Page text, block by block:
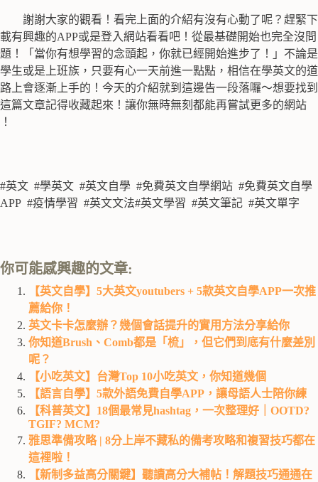
謝謝大家的觀看！看完上面的介紹有沒有心動了呢？趕緊下
載有興趣的APP或是登入網站看看吧！從最基礎開始也完全沒問
題！「當你有想學習的念頭起，你就已經開始進步了！」不論是
學生或是上班族，只要有心一天前進一點點，相信在學英文的道
路上會逐漸上手的！今天的介紹就到這邊告一段落囉～想要找到
這篇文章記得收藏起來！ 讓你無時無刻都能再嘗試更多的網站
！
#英文 #學英文 #英文自學 #免費英文自學網站 #免費英文自學
APP #疫情學習 #英文文法#英文學習 #英文筆記 #英文單字
你可能感興趣的文章:
【英文自學】5大英文youtubers + 5款英文自學APP一次推
薦給你！
英文卡卡怎麼辦？幾個會話提升的實用方法分享給你
你知道Brush、Comb都是「梳」，但它們到底有什麼差別
呢？
【小吃英文】台灣Top 10小吃英文，你知道幾個
【語言自學】5款外語免費自學APP，讓母語人士陪你練
【科普英文】18個最常見hashtag，一次整理好｜OOTD?
TGIF? MCM?
雅思準備攻略 | 8分上岸不藏私的備考攻略和複習技巧都在
這裡啦！
【新制多益高分關鍵】聽讀高分大補帖！解題技巧通通在